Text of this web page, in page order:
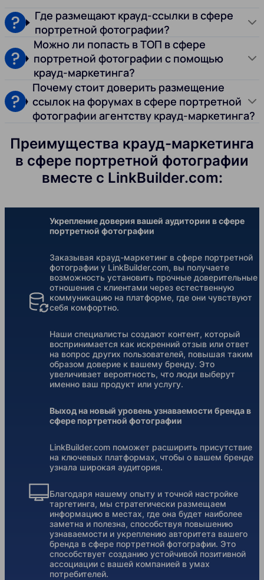
Где размещают крауд-ссылки в сфере
портретной фотографии?
Можно ли попасть в ТОП в сфере
портретной фотографии с помощью
крауд-маркетинга?
Почему стоит доверить размещение
ссылок на форумах в сфере портретной
фотографии агентству крауд-маркетинга?
Преимущества крауд-маркетинга
в сфере портретной фотографии
вместе с LinkBuilder.com:
Укрепление доверия вашей аудитории в сфере
портретной фотографии
Заказывая крауд-маркетинг в сфере портретной
фотографии у LinkBuilder.com, вы получаете
возможность установить прочные доверительные
отношения с клиентами через естественную
коммуникацию на платформе, где они чувствуют
себя комфортно.
Наши специалисты создают контент, который
воспринимается как искренний отзыв или ответ
на вопрос других пользователей, повышая таким
образом доверие к вашему бренду. Это
увеличивает вероятность, что люди выберут
именно ваш продукт или услугу.
Выход на новый уровень узнаваемости бренда в
сфере портретной фотографии
LinkBuilder.com поможет расширить присутствие
на ключевых платформах, чтобы о вашем бренде
узнала широкая аудитория.
Благодаря нашему опыту и точной настройке
таргетинга, мы стратегически размещаем
информацию в местах, где она будет наиболее
заметна и полезна, способствуя повышению
узнаваемости и укреплению авторитета вашего
бренда в сфере портретной фотографии. Это
способствует созданию устойчивой позитивной
ассоциации с вашей компанией в умах
потребителей.